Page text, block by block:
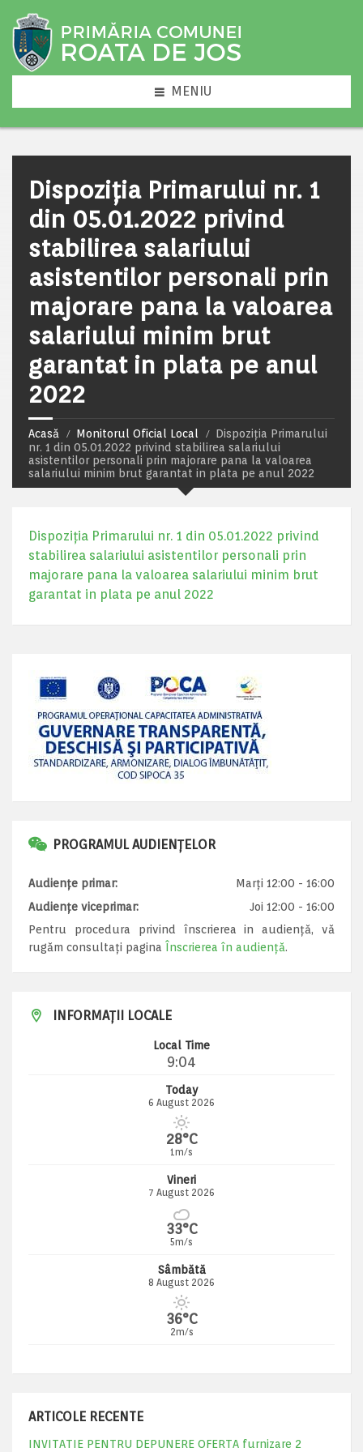
MENIU
Dispoziția Primarului nr. 1
din 05.01.2022 privind
stabilirea salariului
asistentilor personali prin
majorare pana la valoarea
salariului minim brut
garantat in plata pe anul
2022
Acasă Monitorul Oficial Local
Dispoziția Primarului
nr. 1 din 05.01.2022 privind stabilirea salariului
asistentilor personali prin majorare pana la valoarea
salariului minim brut garantat in plata pe anul 2022
Dispoziția Primarului nr. 1 din 05.01.2022 privind
stabilirea salariului asistentilor personali prin
majorare pana la valoarea salariului minim brut
garantat in plata pe anul 2022
PROGRAMUL AUDIENȚELOR
Audiențe primar:
Marți 12:00 - 16:00
Audiențe viceprimar:
Joi 12:00 - 16:00
Pentru procedura privind înscrierea in audiență, vă
rugăm consultați pagina Înscrierea în audiență.
INFORMAȚII LOCALE
Local Time
9:04
Today
6 August 2026
28°C
1m/s
Vineri
7 August 2026
33°C
5m/s
Sâmbătă
8 August 2026
36°C
2m/s
ARTICOLE RECENTE
INVITATIE PENTRU DEPUNERE OFERTA furnizare 2